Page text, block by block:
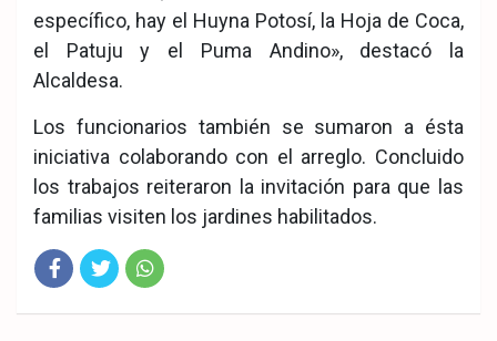
específico, hay el Huyna Potosí, la Hoja de Coca,
el Patuju y el Puma Andino», destacó la
Alcaldesa.
Los funcionarios también se sumaron a ésta
iniciativa colaborando con el arreglo. Concluido
los trabajos reiteraron la invitación para que las
familias visiten los jardines habilitados.